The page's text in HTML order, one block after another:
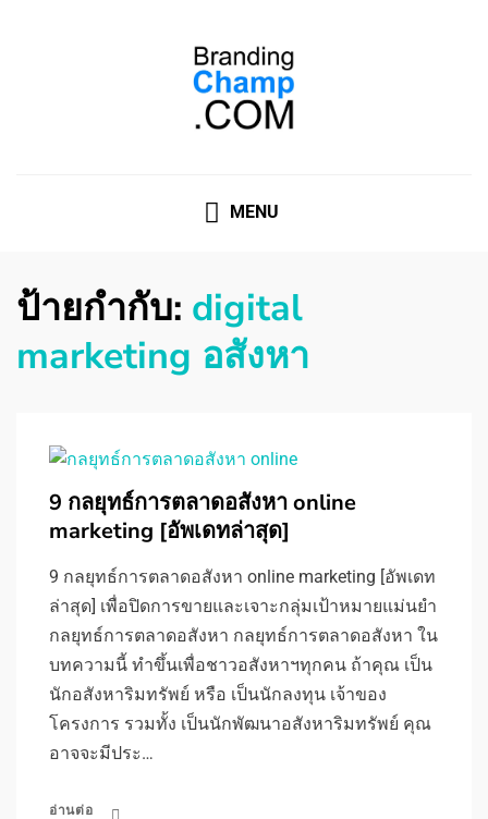
MENU
ป้ายกำกับ: digital
marketing อสังหา
9 กลยุทธ์การตลาดอสังหา online
marketing [อัพเดทล่าสุด]
9 กลยุทธ์การตลาดอสังหา online marketing [อัพเดท
ล่าสุด] เพื่อปิดการขายและเจาะกลุ่มเป้าหมายแม่นยำ
กลยุทธ์การตลาดอสังหา กลยุทธ์การตลาดอสังหา ใน
บทความนี้ ทำขึ้นเพื่อชาวอสังหาฯทุกคน ถ้าคุณ เป็น
นักอสังหาริมทรัพย์ หรือ เป็นนักลงทุน เจ้าของ
โครงการ รวมทั้ง เป็นนักพัฒนาอสังหาริมทรัพย์ คุณ
อาจจะมีประ…
อ่านต่อ